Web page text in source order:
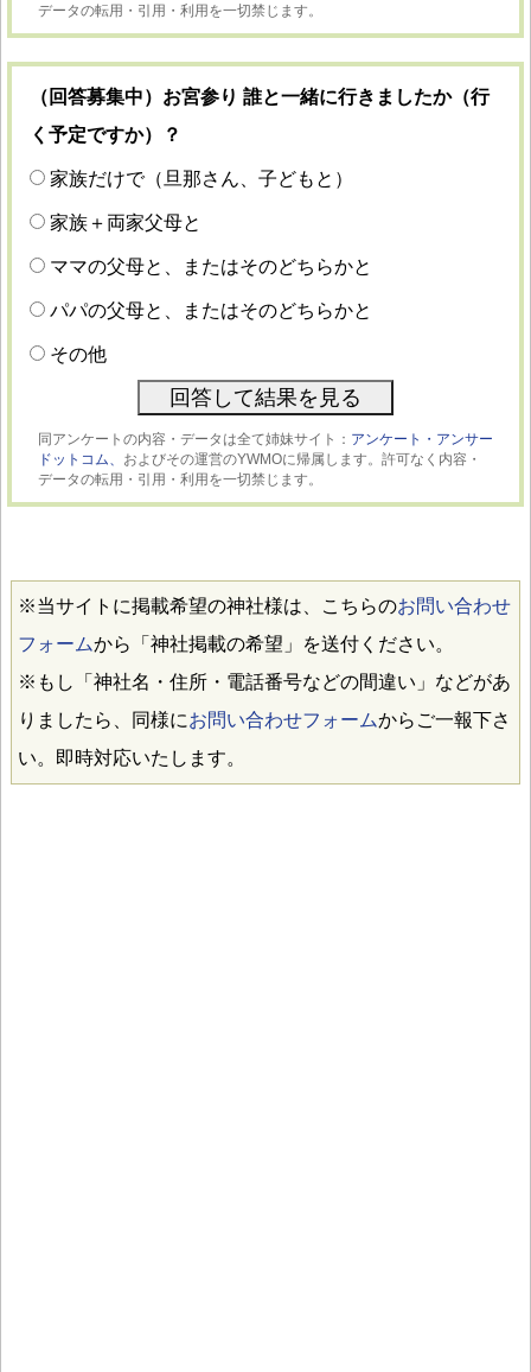
データの転用・引用・利用を一切禁じます。
（回答募集中）お宮参り 誰と一緒に行きましたか（行
く予定ですか）？
家族だけで（旦那さん、子どもと）
家族＋両家父母と
ママの父母と、またはそのどちらかと
パパの父母と、またはそのどちらかと
その他
同アンケートの内容・データは全て姉妹サイト： アンケート・アンサー
ドットコム、 およびその運営のYWMOに帰属します。許可なく内容・
データの転用・引用・利用を一切禁じます。
※当サイトに掲載希望の神社様は、こちらのお問い合わせ
フォームから「神社掲載の希望」を送付ください。
※もし「神社名・住所・電話番号などの間違い」などがあ
りましたら、同様にお問い合わせフォームからご一報下さ
い。即時対応いたします。